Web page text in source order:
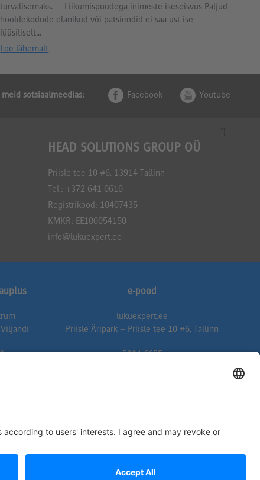
turvalisemaks. Liikumispuudega inimeste iseseisvus Paljud
hooldekodude elanikud või patsiendid ei saa ust ise
füüsiliselt...
Loe lähemalt
meid sotsiaalmeedias: Facebook Youtube
HEAD SOLUTIONS GROUP OÜ
Priisle tee 10 #6, 13914 Tallinn
Tel.: +372 641 0610
Registrikood: 10407435
KMKR: EE100054150
info@lukuexpert.ee
e-pood
lukuexpert.ee
Priisle Äripark – Priisle tee 10 #6, Tallinn
5304 6655